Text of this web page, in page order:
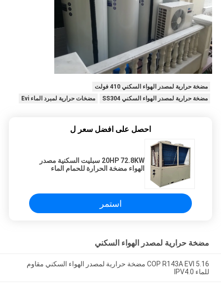
مضخة حرارية لمصدر الهواء السكني 410 فولت
مضخة حرارية لمصدر الهواء السكني SS304
مضخات حرارية لمبرد الماء Evi
احصل على افضل سعر ل
20HP 72.8KW سبليت السكنية مصدر
الهواء مضخة الحرارة للحمام الماء
استمر
مضخة حرارية لمصدر الهواء السكني
5.16 COP R143A EVI مضخة حرارية لمصدر الهواء السكني مقاوم
للماء IPV4.0